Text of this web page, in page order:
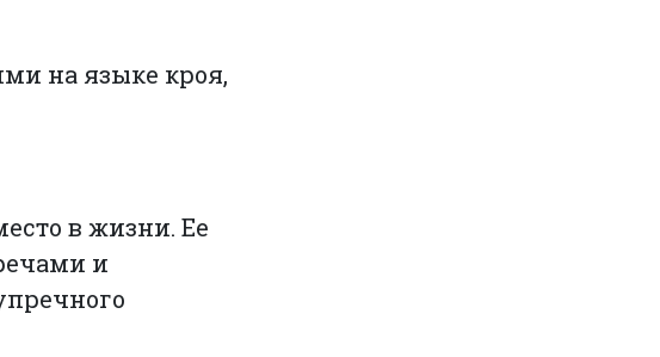
на языке кроя,
в жизни. Ее
и